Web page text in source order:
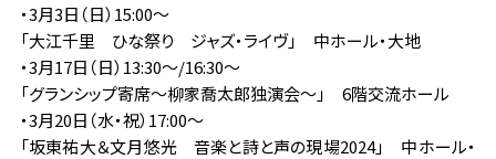
・3月3日（日）15:00～
「大江千里 ひな祭り ジャズ・ライヴ」 中ホール・大地
・3月17日（日）13:30～/16:30～
「グランシップ寄席～柳家喬太郎独演会～」 6階交流ホール
・3月20日（水・祝）17:00～
「坂東祐大＆文月悠光 音楽と詩と声の現場2024」 中ホール・